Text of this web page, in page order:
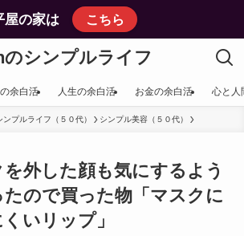
屋の家は こちら
のシンプルライフ
余白活 人生の余白活 お金の余白活 心と人
ンプルライフ（５０代） シンプル美容（５０代）
外した顔も気にするよう
たので買った物「マスクに
いリップ」